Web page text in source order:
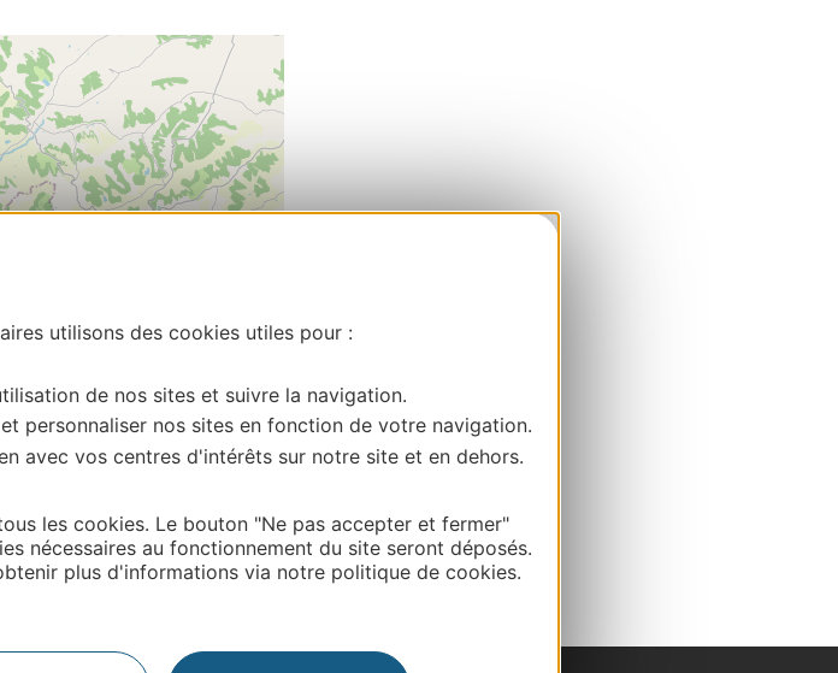
utilisons des cookies utiles pour :
de nos sites et suivre la navigation.
personnaliser nos sites en fonction de votre navigation.
avec vos centres d'intérêts sur notre site et en dehors.
les cookies. Le bouton "Ne pas accepter et fermer"
nécessaires au fonctionnement du site seront déposés.
plus d'informations via notre politique de cookies.
du Pays de